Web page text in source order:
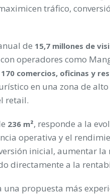
tráfico,
de 15,7 millones de
operadores como
170 comercios, oficinas y
en una zona de
retail.
236 m², responde a la
operativa y el
inicial, aumentar
directamente a la
propuesta más